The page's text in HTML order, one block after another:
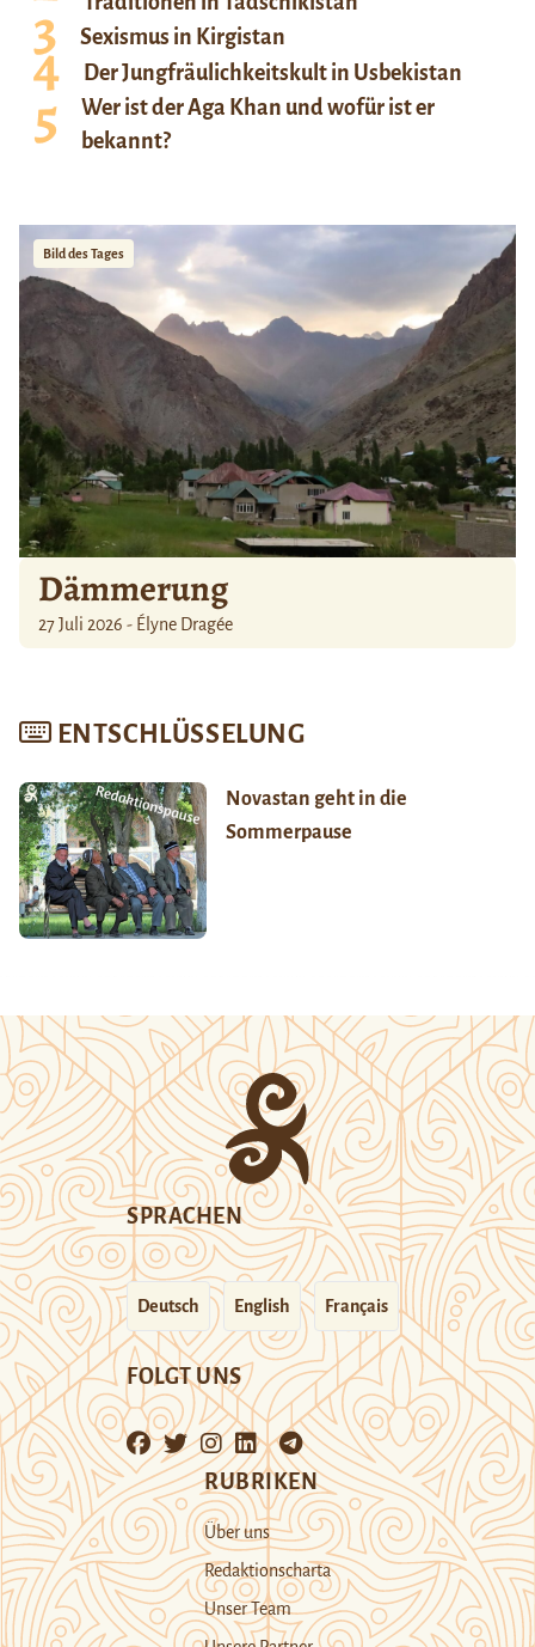
Sexismus in Kirgistan
Der Jungfräulichkeitskult in Usbekistan
Wer ist der Aga Khan und wofür ist er
bekannt?
Bild des Tages
Dämmerung
27 Juli 2026 - Élyne Dragée
ENTSCHLÜSSELUNG
Novastan geht in die
Sommerpause
SPRACHEN
Deutsch English Français
FOLGT UNS
RUBRIKEN
Über uns
Redaktionscharta
Unser Team